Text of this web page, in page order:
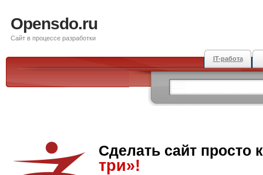
Opensdo.ru
Сайт в процессе разработки
IT-работа
Сделать сайт просто
три»!